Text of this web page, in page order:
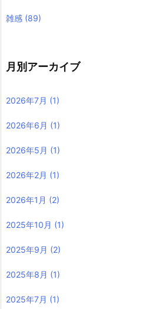
雑感 (89)
月別アーカイブ
2026年7月 (1)
2026年6月 (1)
2026年5月 (1)
2026年2月 (1)
2026年1月 (2)
2025年10月 (1)
2025年9月 (2)
2025年8月 (1)
2025年7月 (1)